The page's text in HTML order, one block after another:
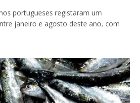
portugueses registaram um
janeiro e agosto deste ano, com